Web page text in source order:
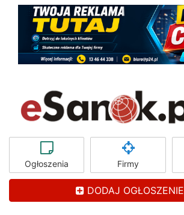
Ogłoszenia Firmy
DODAJ OGŁOSZENIE